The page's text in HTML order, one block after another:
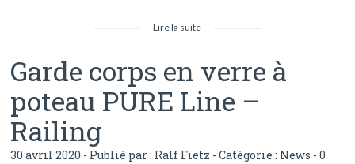
Lire la suite
Garde corps en verre à
poteau PURE Line –
Railing
30 avril 2020 - Publié par : Ralf Fietz - Catégorie : News -0